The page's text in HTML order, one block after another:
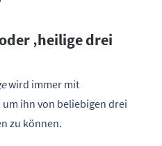
‚heilige drei
wird immer mit
ihn von beliebigen drei
zu können.